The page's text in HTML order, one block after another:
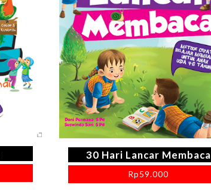
30 Hari Lancar Membaca
Rp59.000